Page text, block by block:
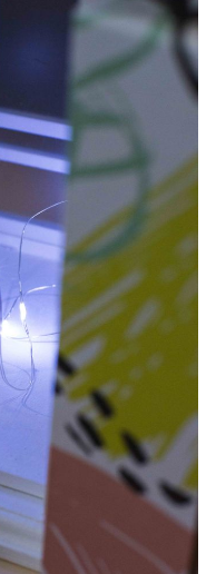
и идеальное
при первом
легко и
не сушит губы и
что выглядит